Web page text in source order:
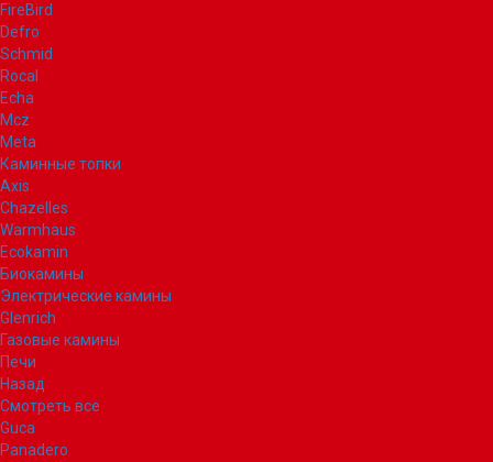
FireBird
Defro
Schmid
Rocal
Echa
Mcz
Meta
Каминные топки
Axis
Chazelles
Warmhaus
Ecokamin
Биокамины
Электрические камины
Glenrich
Газовые камины
Печи
Назад
Смотреть все
Guca
Panadero